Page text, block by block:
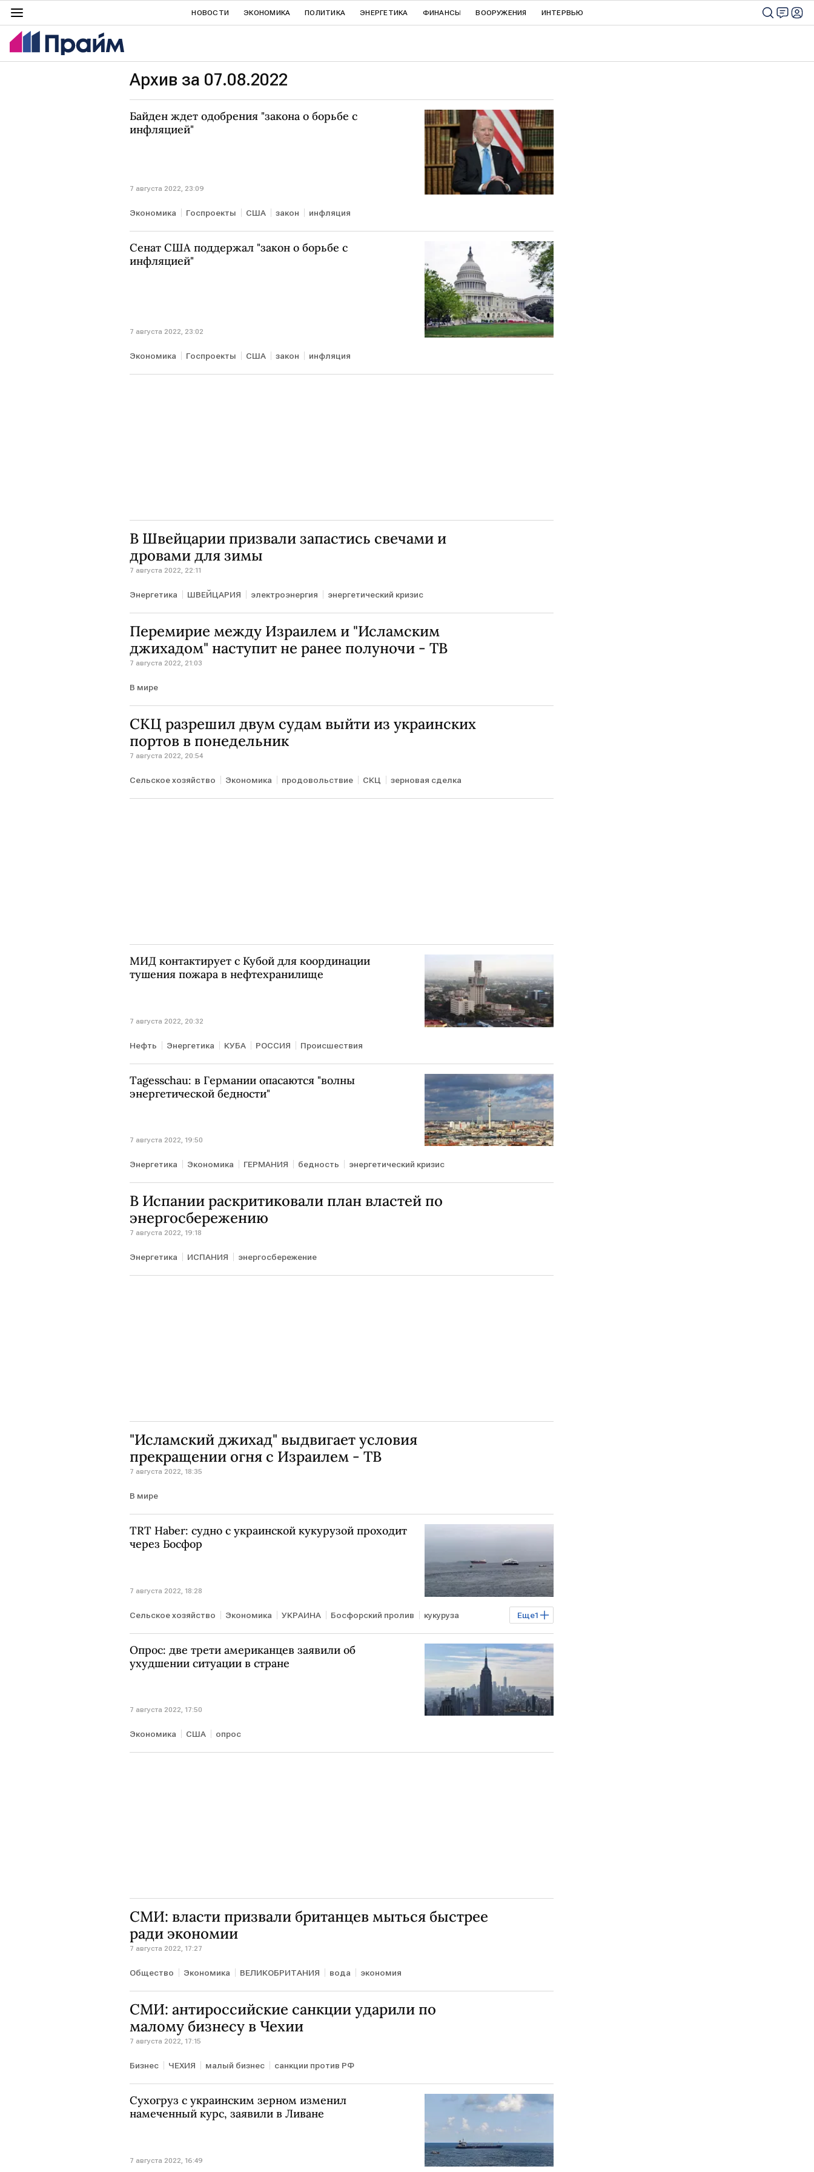
НОВОСТИ ЭКОНОМИКА ПОЛИТИКА ЭНЕРГЕТИКА ФИНАНСЫ ВООРУЖЕНИЯ ИНТЕРВЬЮ
Архив за 07.08.2022
Байден ждет одобрения "закона о борьбе с
инфляцией"
7 августа 2022, 23:09
Экономика Госпроекты США закон инфляция
Сенат США поддержал "закон о борьбе с
инфляцией"
7 августа 2022, 23:02
Экономика Госпроекты США закон инфляция
В Швейцарии призвали запастись свечами и
дровами для зимы
7 августа 2022, 22:11
Энергетика ШВЕЙЦАРИЯ электроэнергия энергетический кризис
Перемирие между Израилем и "Исламским
джихадом" наступит не ранее полуночи - ТВ
7 августа 2022, 21:03
В мире
СКЦ разрешил двум судам выйти из украинских
портов в понедельник
7 августа 2022, 20:54
Сельское хозяйство Экономика продовольствие СКЦ зерновая сделка
МИД контактирует с Кубой для координации
тушения пожара в нефтехранилище
7 августа 2022, 20:32
Нефть Энергетика КУБА РОССИЯ Происшествия
Tagesschau: в Германии опасаются "волны
энергетической бедности"
7 августа 2022, 19:50
Энергетика Экономика ГЕРМАНИЯ бедность энергетический кризис
В Испании раскритиковали план властей по
энергосбережению
7 августа 2022, 19:18
Энергетика ИСПАНИЯ энергосбережение
"Исламский джихад" выдвигает условия
прекращении огня с Израилем - ТВ
7 августа 2022, 18:35
В мире
TRT Haber: судно с украинской кукурузой проходит
через Босфор
7 августа 2022, 18:28
Еще1
Сельское хозяйство Экономика УКРАИНА Босфорский пролив кукуруза
зерновая сделка
Опрос: две трети американцев заявили об
ухудшении ситуации в стране
7 августа 2022, 17:50
Экономика США опрос
СМИ: власти призвали британцев мыться быстрее
ради экономии
7 августа 2022, 17:27
Общество Экономика ВЕЛИКОБРИТАНИЯ вода экономия
СМИ: антироссийские санкции ударили по
малому бизнесу в Чехии
7 августа 2022, 17:15
Бизнес ЧЕХИЯ малый бизнес санкции против РФ
Сухогруз с украинским зерном изменил
намеченный курс, заявили в Ливане
7 августа 2022, 16:49